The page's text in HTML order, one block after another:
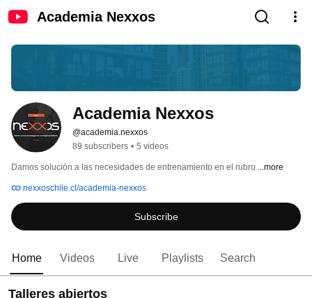
Academia Nexxos
Academia Nexxos
@academia.nexxos
89 subscribers • 5 videos
Damos solución a las necesidades de entrenamiento en el rubro ...more
nexxoschile.cl/academia-nexxos
Subscribe
Home Videos Live Playlists Search
Talleres abiertos